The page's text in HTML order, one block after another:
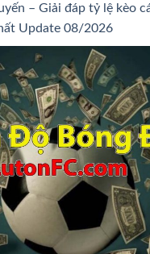
– Giải đáp tỷ lệ kèo
Update 08/2026